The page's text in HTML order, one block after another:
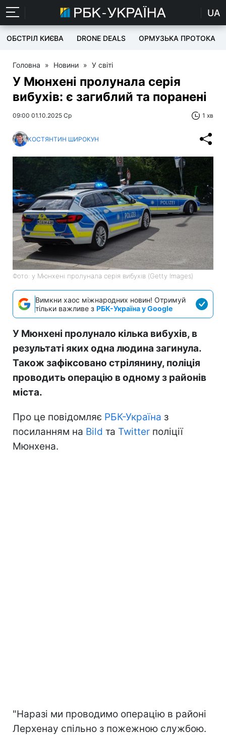
UA
ОБСТРІЛ КИЄВА DRONE DEALS ОРМУЗЬКА ПРОТОКА
Головна » Новини » У світі
У Мюнхені пролунала серія
вибухів: є загиблий та поранені
09:00 01.10.2025 Ср 1 хв
КОСТЯНТИН ШИРОКУН
Фото: у Мюнхені пролунала серія вибухів (Getty Images)
Вимкни хаос міжнародних новин! Отримуй
тільки важливе з РБК-Україна у Google
У Мюнхені пролунало кілька вибухів, в
результаті яких одна людина загинула.
Також зафіксовано стрілянину, поліція
проводить операцію в одному з районів
міста.
Про це повідомляє РБК-Україна з
посиланням на Bild та Twitter поліції
Мюнхена.
"Наразі ми проводимо операцію в районі
Лерхенау спільно з пожежною службою.